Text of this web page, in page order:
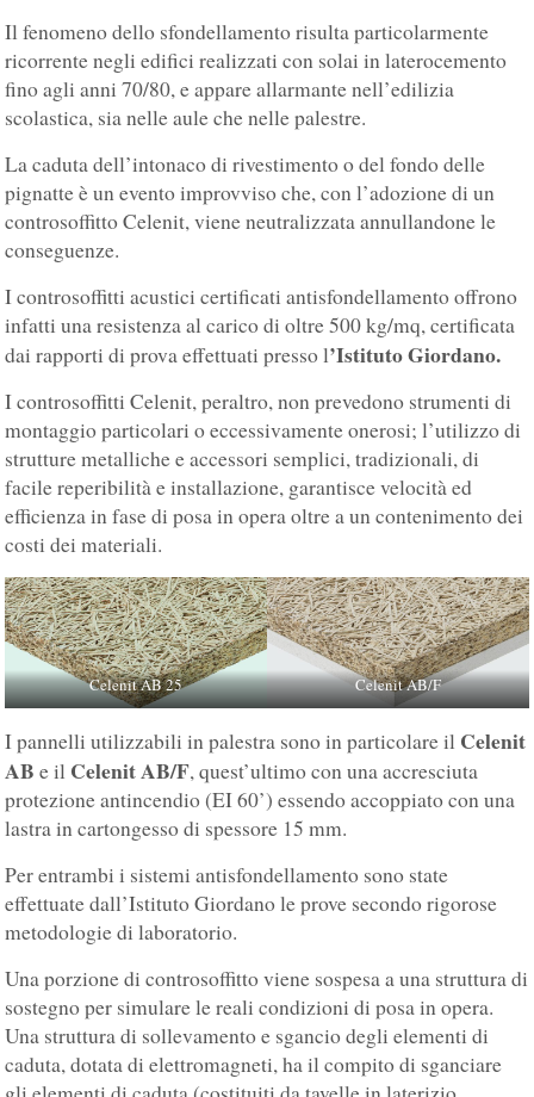
Il fenomeno dello sfondellamento risulta particolarmente
ricorrente negli edifici realizzati con solai in laterocemento
fino agli anni 70/80, e appare allarmante nell’edilizia
scolastica, sia nelle aule che nelle palestre.
La caduta dell’intonaco di rivestimento o del fondo delle
pignatte è un evento improvviso che, con l’adozione di un
controsoffitto Celenit, viene neutralizzata annullandone le
conseguenze.
I controsoffitti acustici certificati antisfondellamento offrono
infatti una resistenza al carico di oltre 500 kg/mq, certificata
dai rapporti di prova effettuati presso l’Istituto Giordano.
I controsoffitti Celenit, peraltro, non prevedono strumenti di
montaggio particolari o eccessivamente onerosi; l’utilizzo di
strutture metalliche e accessori semplici, tradizionali, di
facile reperibilità e installazione, garantisce velocità ed
efficienza in fase di posa in opera oltre a un contenimento dei
costi dei materiali.
Celenit AB 25 Celenit AB/F
I pannelli utilizzabili in palestra sono in particolare il Celenit
AB e il Celenit AB/F, quest’ultimo con una accresciuta
protezione antincendio (EI 60’) essendo accoppiato con una
lastra in cartongesso di spessore 15 mm.
Per entrambi i sistemi antisfondellamento sono state
effettuate dall’Istituto Giordano le prove secondo rigorose
metodologie di laboratorio.
Una porzione di controsoffitto viene sospesa a una struttura di
sostegno per simulare le reali condizioni di posa in opera.
Una struttura di sollevamento e sgancio degli elementi di
caduta, dotata di elettromagneti, ha il compito di sganciare